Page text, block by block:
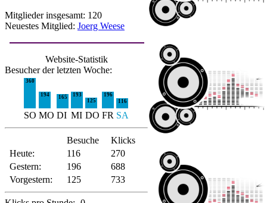
Mitglieder insgesamt: 120
Neuestes Mitglied: Joerg Weese
Website-Statistik
Besucher der letzten Woche:
360
194 165
193
125
196
116
SO MO DI MI DO FR SA
Besuche
Klicks
Heute:
116
270
Gestern:
196
688
Vorgestern:
125 733